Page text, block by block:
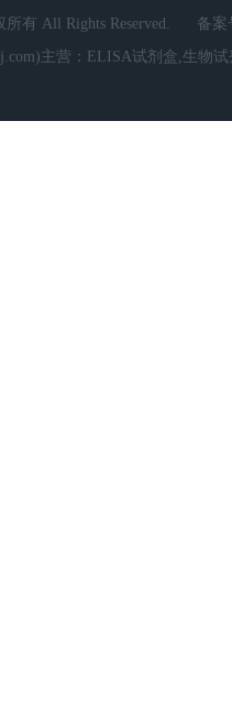
有 All Rights Reserved.
备案
主营：ELISA试剂盒,生物